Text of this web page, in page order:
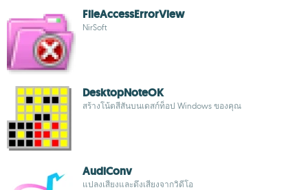
FileAccessErrorView
NirSoft
DesktopNoteOK
สร้างโน้ตสีสันบนเดสก์ท็อป Windows ของคุณ
AudiConv
แปลงเสียงและดึงเสียงจากวิดีโอ